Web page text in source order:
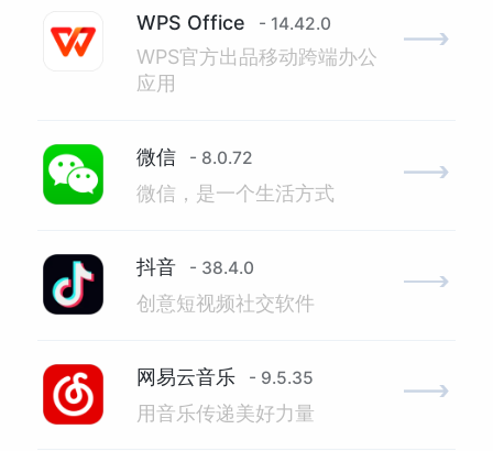
WPS Office - 14.42.0
WPS官方出品移动跨端办公
应用
微信 - 8.0.72
微信，是一个生活方式
抖音 - 38.4.0
创意短视频社交软件
网易云音乐 - 9.5.35
用音乐传递美好力量